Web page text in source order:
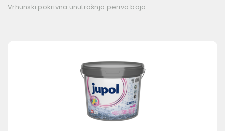
Vrhunski pokrivna unutrašnja periva boja